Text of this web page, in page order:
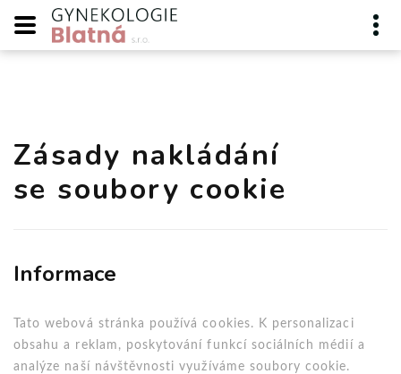
Zásady nakládání
se soubory cookie
Informace
Tato webová stránka používá cookies. K personalizaci
obsahu a reklam, poskytování funkcí sociálních médií a
analýze naší návštěvnosti využíváme soubory cookie.